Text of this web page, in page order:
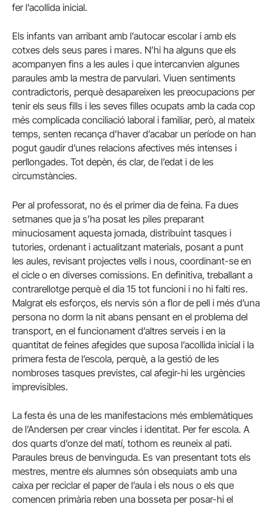
fer l’acollida inicial.
Els infants van arribant amb l’autocar escolar i amb els
cotxes dels seus pares i mares. N’hi ha alguns que els
acompanyen fins a les aules i que intercanvien algunes
paraules amb la mestra de parvulari. Viuen sentiments
contradictoris, perquè desapareixen les preocupacions per
tenir els seus fills i les seves filles ocupats amb la cada cop
més complicada conciliació laboral i familiar, però, al mateix
temps, senten recança d’haver d’acabar un període on han
pogut gaudir d’unes relacions afectives més intenses i
perllongades. Tot depèn, és clar, de l’edat i de les
circumstàncies.
Per al professorat, no és el primer dia de feina. Fa dues
setmanes que ja s’ha posat les piles preparant
minuciosament aquesta jornada, distribuint tasques i
tutories, ordenant i actualitzant materials, posant a punt
les aules, revisant projectes vells i nous, coordinant-se en
el cicle o en diverses comissions. En definitiva, treballant a
contrarellotge perquè el dia 15 tot funcioni i no hi falti res.
Malgrat els esforços, els nervis són a flor de pell i més d’una
persona no dorm la nit abans pensant en el problema del
transport, en el funcionament d’altres serveis i en la
quantitat de feines afegides que suposa l’acollida inicial i la
primera festa de l’escola, perquè, a la gestió de les
nombroses tasques previstes, cal afegir-hi les urgències
imprevisibles.
La festa és una de les manifestacions més emblemàtiques
de l’Andersen per crear vincles i identitat. Per fer escola. A
dos quarts d’onze del matí, tothom es reuneix al pati.
Paraules breus de benvinguda. Es van presentant tots els
mestres, mentre els alumnes són obsequiats amb una
caixa per reciclar el paper de l’aula i els nous o els que
comencen primària reben una bosseta per posar-hi el